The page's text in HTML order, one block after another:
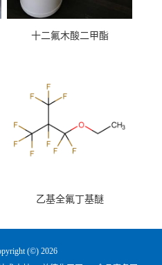
十二氟木酸二甲酯
乙基全氟丁基醚
(©) 2026